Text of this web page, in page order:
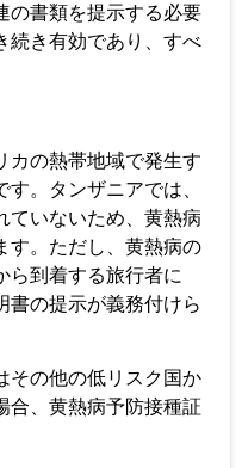
の書類を提示する必要
続き有効であり、すべ
カの熱帯地域で発生す
。タンザニアでは、
ていないため、黄熱病
す。ただし、黄熱病の
ら到着する旅行者に
書の提示が義務付けら
その他の低リスク国か
合、黄熱病予防接種証